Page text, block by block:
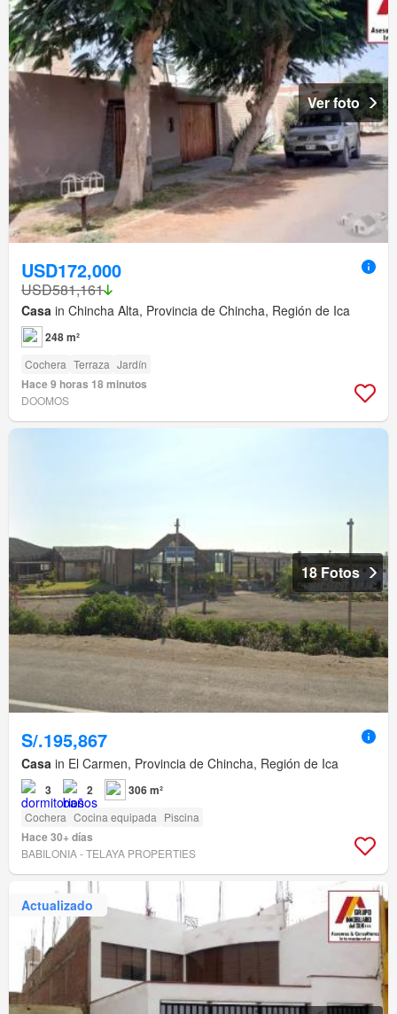
Ver foto
USD172,000
USD581,161
Casa in Chincha Alta, Provincia de Chincha, Región de Ica
248 m²
Cochera Terraza Jardín
Hace 9 horas 18 minutos
DOOMOS
18 Fotos
S/.195,867
Casa in El Carmen, Provincia de Chincha, Región de Ica
3 2 306 m²
Cochera Cocina equipada Piscina
Hace 30+ días
BABILONIA - TELAYA PROPERTIES
Actualizado